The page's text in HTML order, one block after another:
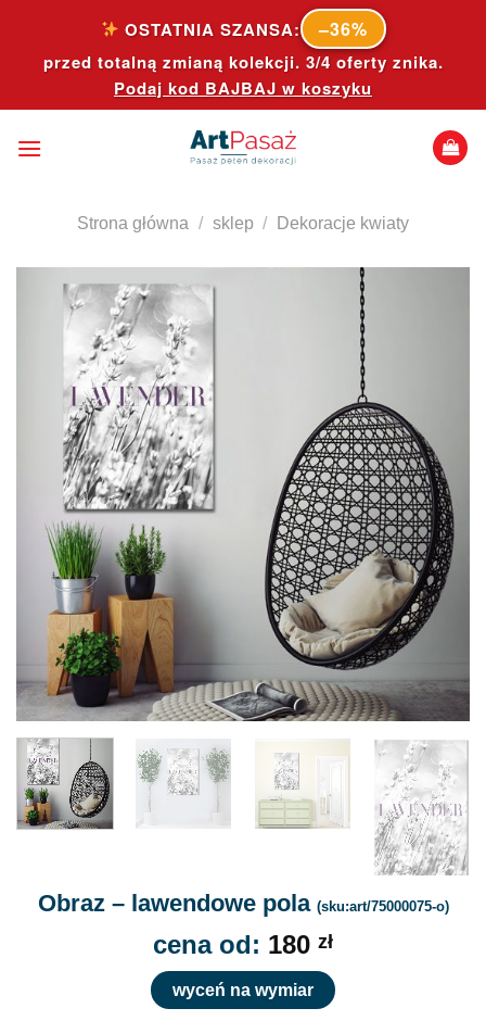
content
OSTATNIA SZANSA: –36%
przed totalną zmianą kolekcji. 3/4 oferty znika.
Podaj kod BAJBAJ w koszyku
Strona główna / sklep / Dekoracje kwiaty
Obraz – lawendowe pola (sku:art/75000075-o)
cena od: 180 zł
wyceń na wymiar